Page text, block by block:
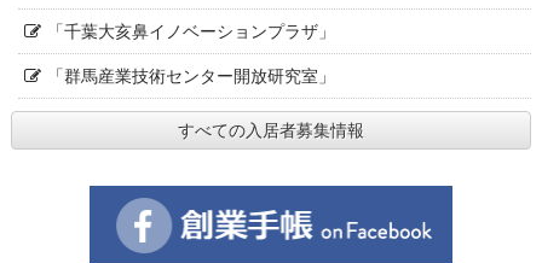
「千葉大亥鼻イノベーションプラザ」
「群馬産業技術センター開放研究室」
すべての入居者募集情報